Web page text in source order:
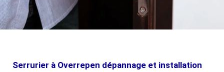
Serrurier à Overrepen dépannage et installation